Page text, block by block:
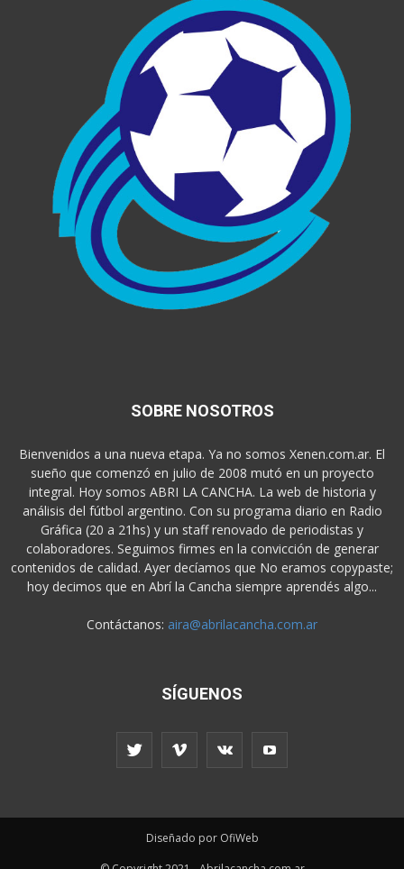
SOBRE NOSOTROS
Bienvenidos a una nueva etapa. Ya no somos Xenen.com.ar. El
sueño que comenzó en julio de 2008 mutó en un proyecto
integral. Hoy somos ABRI LA CANCHA. La web de historia y
análisis del fútbol argentino. Con su programa diario en Radio
Gráfica (20 a 21hs) y un staff renovado de periodistas y
colaboradores. Seguimos firmes en la convicción de generar
contenidos de calidad. Ayer decíamos que No eramos copypaste;
hoy decimos que en Abrí la Cancha siempre aprendés algo...
Contáctanos: aira@abrilacancha.com.ar
SÍGUENOS
Diseñado por OfiWeb